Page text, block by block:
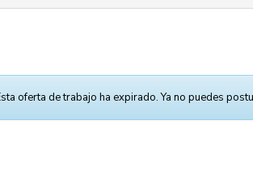
oferta de trabajo ha expirado. Ya no puedes